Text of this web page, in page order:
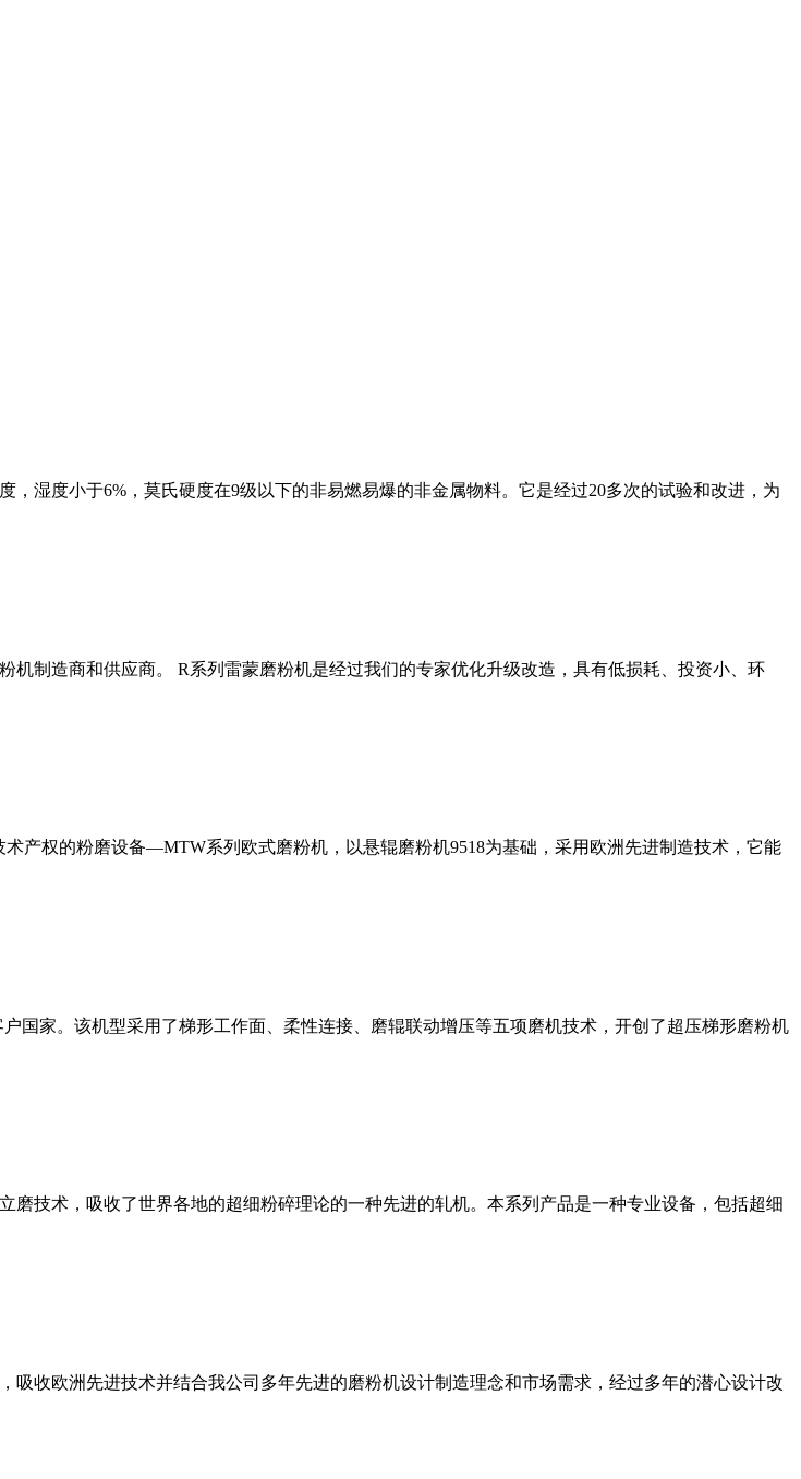
湿度小于6%，莫氏硬度在9级以下的非易燃易爆的非金属物料。它是经过20多次的试验和改进，为
制造商和供应商。 R系列雷蒙磨粉机是经过我们的专家优化升级改造，具有低损耗、投资小、环
产权的粉磨设备—MTW系列欧式磨粉机，以悬辊磨粉机9518为基础，采用欧洲先进制造技术，它能
国家。该机型采用了梯形工作面、柔性连接、磨辊联动增压等五项磨机技术，开创了超压梯形磨粉机
技术，吸收了世界各地的超细粉碎理论的一种先进的轧机。本系列产品是一种专业设备，包括超细
收欧洲先进技术并结合我公司多年先进的磨粉机设计制造理念和市场需求，经过多年的潜心设计改